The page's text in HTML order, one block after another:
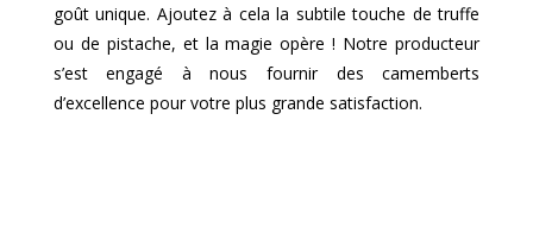
goût unique. Ajoutez à cela la subtile touche de truffe
ou de pistache, et la magie opère ! Notre producteur
s’est engagé à nous fournir des camemberts
d’excellence pour votre plus grande satisfaction.